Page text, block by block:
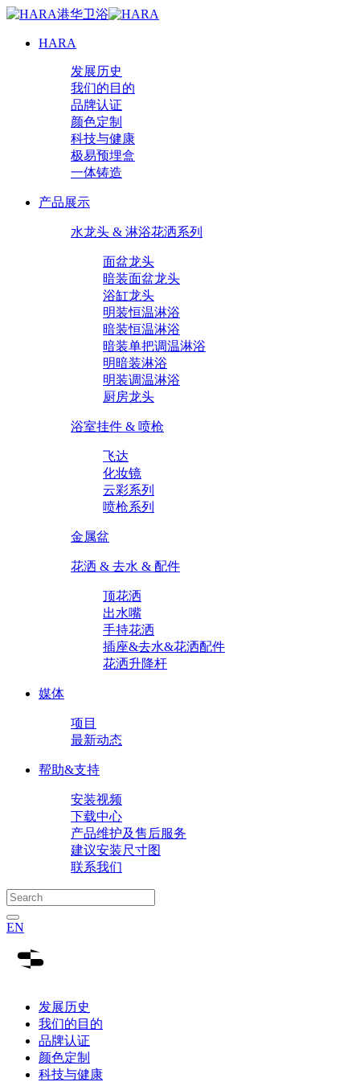
HARA
发展历史
我们的目的
品牌认证
颜色定制
科技与健康
极易预埋盒
一体铸造
产品展示
水龙头 & 淋浴花洒系列
面盆龙头
暗装面盆龙头
浴缸龙头
明装恒温淋浴
暗装恒温淋浴
暗装单把调温淋浴
明暗装淋浴
明装调温淋浴
厨房龙头
浴室挂件 & 喷枪
飞达
化妆镜
云彩系列
喷枪系列
金属盆
花洒 & 去水 & 配件
顶花洒
出水嘴
手持花洒
插座&去水&花洒配件
花洒升降杆
媒体
项目
最新动态
帮助&支持
安装视频
下载中心
产品维护及售后服务
建议安装尺寸图
联系我们
EN
发展历史
我们的目的
品牌认证
颜色定制
科技与健康